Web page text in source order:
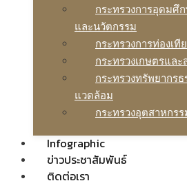
กระทรวงการอุดมศึ
และนวัตกรรม
กระทรวงการท่องเที
กระทรวงเกษตรแล
กระทรวงทรัพยากร
แวดล้อม
กระทรวงอุตสาหกรร
Infographic
ข่าวประชาสัมพันธ์
ติดต่อเรา